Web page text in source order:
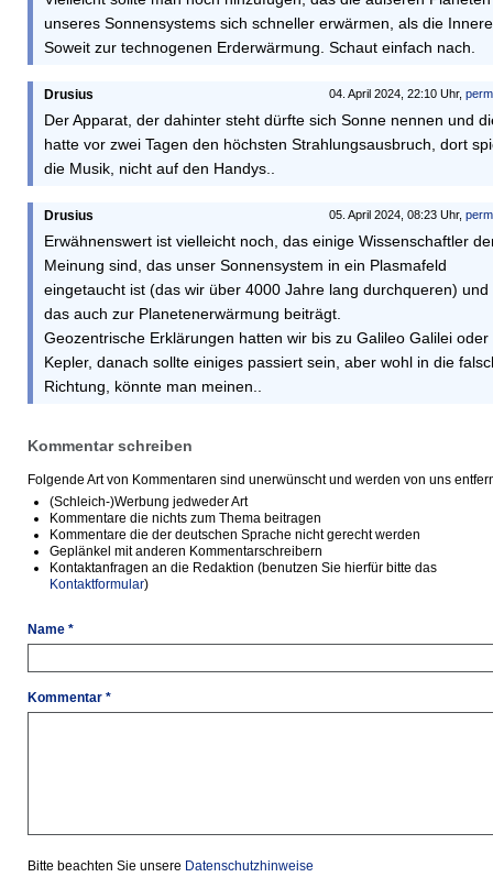
unseres Sonnensystems sich schneller erwärmen, als die
Soweit zur technogenen Erderwärmung. Schaut einfach nach.
04. April 2024, 22:10 Uhr,
Drusius
Der Apparat, der dahinter steht dürfte sich Sonne nennen und
hatte vor zwei Tagen den höchsten Strahlungsausbruch, dort
die Musik, nicht auf den Handys..
05. April 2024, 08:23 Uhr,
Drusius
Erwähnenswert ist vielleicht noch, das einige Wissenschaftler
Meinung sind, das unser Sonnensystem in ein Plasmafeld
eingetaucht ist (das wir über 4000 Jahre lang durchqueren) und
das auch zur Planetenerwärmung beiträgt.
Geozentrische Erklärungen hatten wir bis zu Galileo Galilei oder
Kepler, danach sollte einiges passiert sein, aber wohl in die
Richtung, könnte man meinen..
Kommentar schreiben
Folgende Art von Kommentaren sind unerwünscht und werden von uns
(Schleich-)Werbung jedweder Art
Kommentare die nichts zum Thema beitragen
Kommentare die der deutschen Sprache nicht gerecht werden
Geplänkel mit anderen Kommentarschreibern
Kontaktanfragen an die Redaktion (benutzen Sie hierfür bitte das
Kontaktformular)
Name *
Kommentar *
Bitte beachten Sie unsere Datenschutzhinweise